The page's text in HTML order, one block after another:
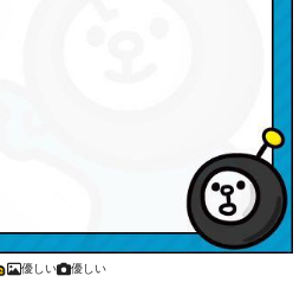
優しい 優しい